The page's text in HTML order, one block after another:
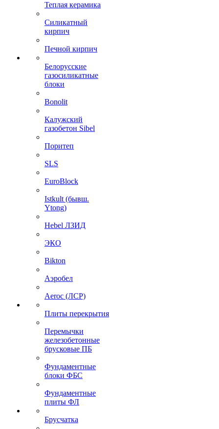
Теплая керамика
Силикатный
кирпич
Печной кирпич
Белорусские
газосиликатные
блоки
Bonolit
Калужский
газобетон Sibel
Поритеп
SLS
EuroBlock
Istkult (бывш.
Ytong)
Hebel ЛЗИД
ЭКО
Bikton
Аэробел
Aeroc (ЛСР)
Плиты перекрытия
Перемычки
железобетонные
брусковые ПБ
Фундаментные
блоки ФБС
Фундаментные
плиты ФЛ
Брусчатка